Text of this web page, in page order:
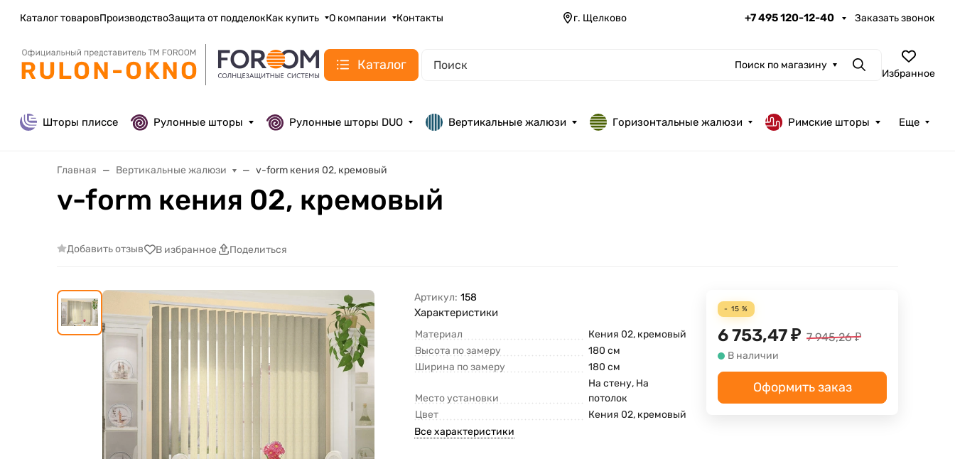
Каталог товаровПроизводствоЗащита от подделокКак купить О компании Контакты г. Щелково +7 495 120-12-40 Заказать звонок
Каталог Поиск по магазину ПоискИзбранное
Шторы плиссе Рулонные шторы Рулонные шторы DUO Вертикальные жалюзи Горизонтальные жалюзи Римские шторы Еще
Главная Вертикальные жалюзи v-form кения 02, кремовый
v-form кения 02, кремовый
Добавить отзыв В избранное Поделиться
Артикул: 158
Характеристики
Материал
Кения 02, кремовый
Высота по замеру
180 см
Ширина по замеру
180 см
Место установки
На стену, На
потолок
Цвет
Кения 02, кремовый
Все характеристики
- 15 %
6 753,47₽ 7 945,26 ₽
В наличии
Оформить заказ